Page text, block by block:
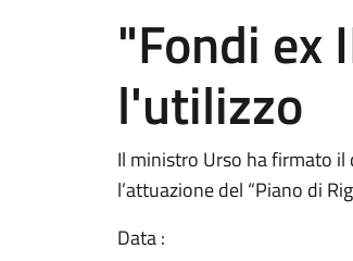
"Fondi ex
l'utilizzo
Il ministro Urso ha firmato
l’attuazione del “Piano di
Data :